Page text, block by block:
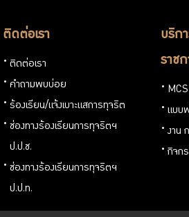
ติดต่อเรา
ติดต่อเรา
คำถามพบบ่อย
ร้องเรียน/แจ้งเบาะแสการทุจริต
ช่องทางร้องเรียนการทุจริตฯ
ป.ป.ช.
ช่องทางร้องเรียนการทุจริตฯ
ป.ป.ท.
บริก
ราชก
แบบ
งาน
กิจก